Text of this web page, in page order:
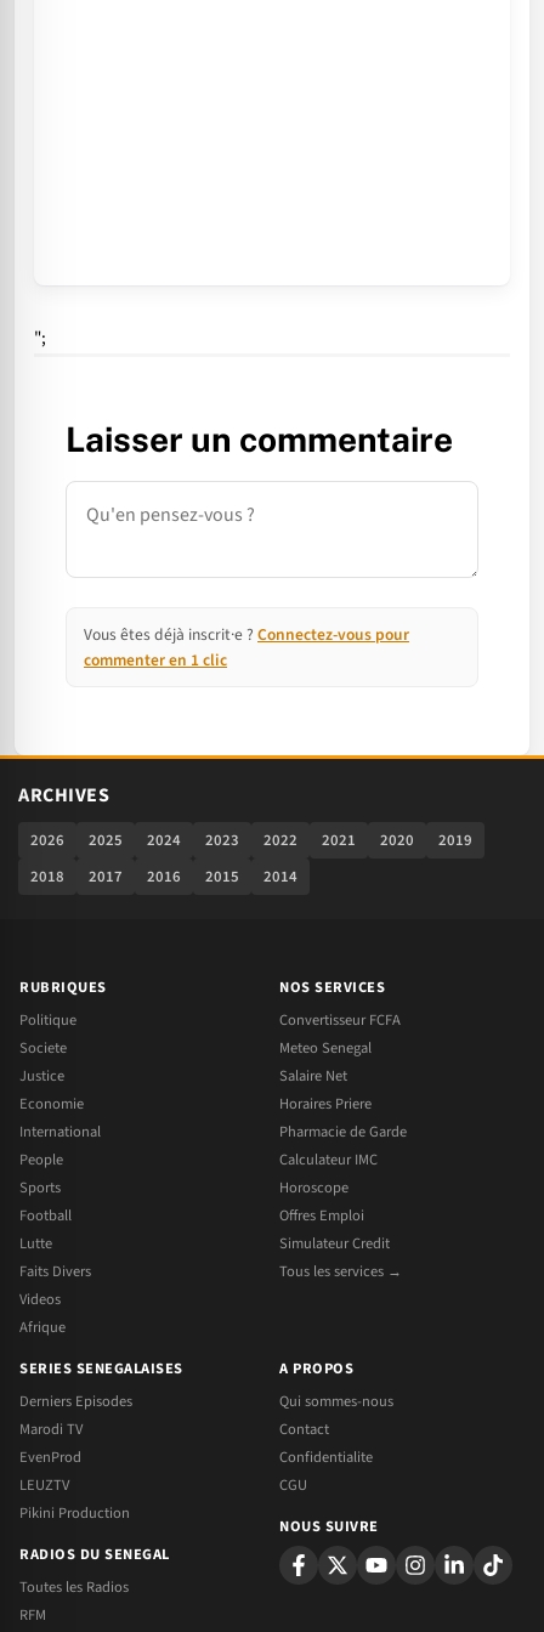
";
Laisser un commentaire
Commentaire
Vous êtes déjà inscrit·e ? Connectez-vous pour
commenter en 1 clic
ARCHIVES
2026 2025 2024 2023 2022 2021 2020
2019
2018
2017 2016 2015 2014
RUBRIQUES
Politique
Societe
Justice
Economie
International
People
Sports
Football
Lutte
Faits Divers
Videos
Afrique
NOS SERVICES
Convertisseur FCFA
Meteo Senegal
Salaire Net
Horaires Priere
Pharmacie de Garde
Calculateur IMC
Horoscope
Offres Emploi
Simulateur Credit
Tous les services →
SERIES SENEGALAISES
Derniers Episodes
Marodi TV
EvenProd
LEUZTV
Pikini Production
RADIOS DU SENEGAL
Toutes les Radios
RFM
A PROPOS
Qui sommes-nous
Contact
Confidentialite
CGU
NOUS SUIVRE